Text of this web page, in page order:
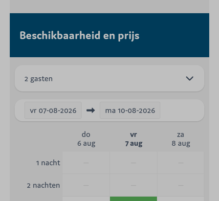
Beschikbaarheid en prijs
2 gasten
vr 07-08-2026 ma 10-08-2026
do
6 aug
vr
7 aug
za
8 aug
1 nacht
2 nachten